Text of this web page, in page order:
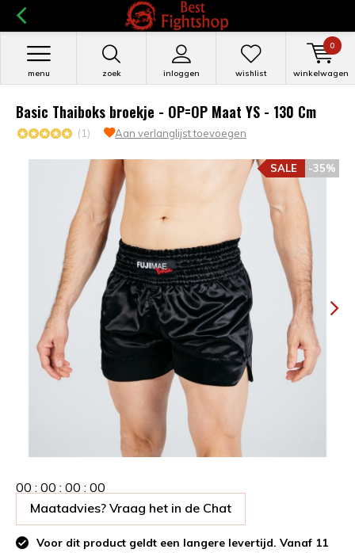
zoek inloggen
menu wishlist winkelwagen
0
Basic Thaiboks broekje - OP=OP Maat YS - 130 Cm
(1) Aan verlanglijst toevoegen
-35%
SALE
00 : 00 : 00 : 00
Maatadvies? Vraag het in de Chat
Voor dit product geldt een langere levertijd. Vanaf 11